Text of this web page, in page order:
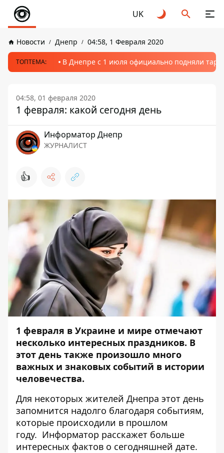
UK
Новости Днепр 04:58, 1 Февраля 2020
ТОПТЕМА: В Днепре с 1 июля официально подняли
04:58, 01 февраля 2020
1 февраля: какой сегодня день
Информатор Днепр
ЖУРНАЛИСТ
👍
1 февраля в Украине и мире отмечают
несколько интересных праздников. В
этот день также произошло много
важных и знаковых событий в истории
человечества.
Для некоторых жителей Днепра этот день
запомнится надолго благодаря событиям,
которые происходили в прошлом
году. Информатор расскажет больше
интересных фактов о сегодняшней дате.